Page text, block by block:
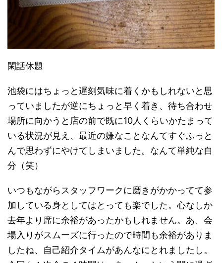
閑話休題
池袋にはちょっと遅刻気味に着くかもしれないと思
っていましたが逆にちょっと早く着き、待ち合わせ
場所に向かうと店の前で既に10人くらいかたまって
いる状況が見え、最近の嫌なことなんてすぐふっと
んで思わずにやけてしまいました。なんて単純な自
分（笑）
いつもながらスタッフワークに磨きがかかってて参
加している身としてはとっても楽でした。心なしか
去年より席に余裕があったかもしれません。あ、会
場入りがスムーズに行ったので時間も余裕がありま
したね、自己紹介タイムがあんなにとれましたし。